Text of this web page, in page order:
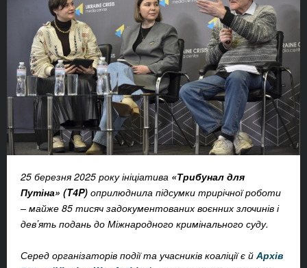
25 березня 2025 року ініціатива «Трибунал для
Путіна» (T4P) оприлюднила підсумки трирічної роботи
– майже 85 тисяч задокументованих воєнних злочинів і
девʼять подань до Міжнародного кримінального суду.
Серед організаторів події та учасників коаліції є й Архів